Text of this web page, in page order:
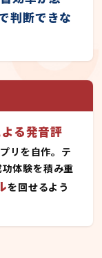
判断できな
る発音評
リを自作。テ
体験を積み重
を回せるよう